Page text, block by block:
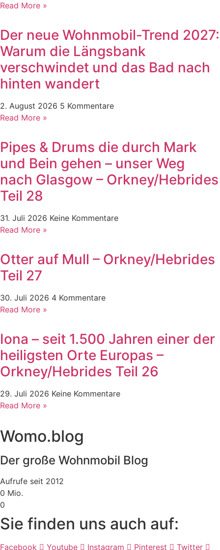
Read More »
Der neue Wohnmobil-Trend 2027:
Warum die Längsbank
verschwindet und das Bad nach
hinten wandert
2. August 2026 5 Kommentare
Read More »
Pipes & Drums die durch Mark
und Bein gehen – unser Weg
nach Glasgow – Orkney/Hebrides
Teil 28
31. Juli 2026 Keine Kommentare
Read More »
Otter auf Mull – Orkney/Hebrides
Teil 27
30. Juli 2026 4 Kommentare
Read More »
Iona – seit 1.500 Jahren einer der
heiligsten Orte Europas –
Orkney/Hebrides Teil 26
29. Juli 2026 Keine Kommentare
Read More »
Womo.blog
Der große Wohnmobil Blog​
Aufrufe seit 2012
0 Mio.
0
Sie finden uns auch auf:
Facebook Youtube Instagram Pinterest Twitter